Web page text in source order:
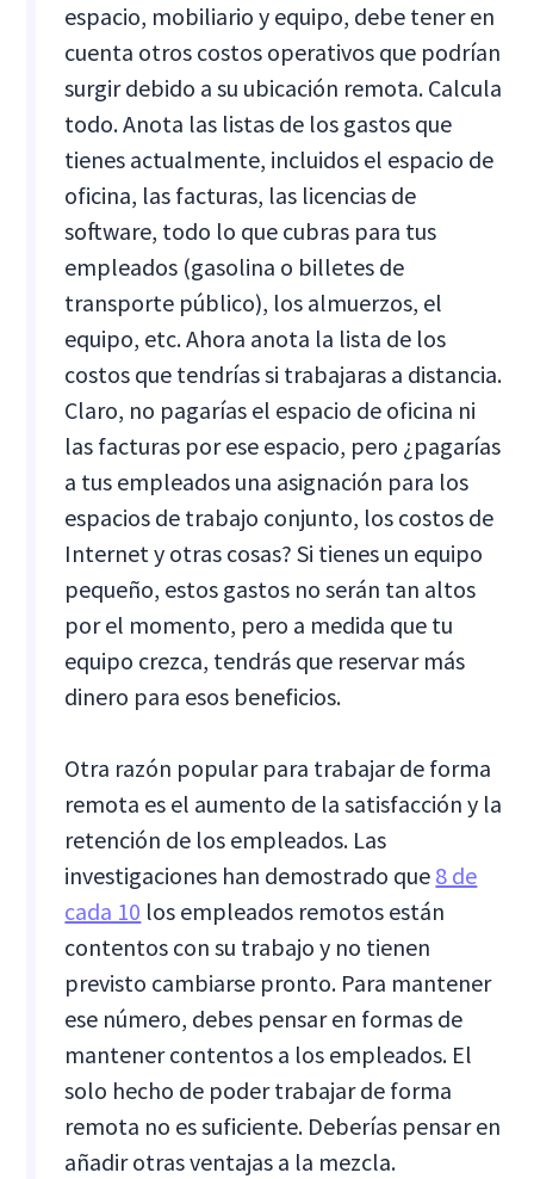
espacio, mobiliario y equipo, debe tener en
cuenta otros costos operativos que podrían
surgir debido a su ubicación remota. Calcula
todo. Anota las listas de los gastos que
tienes actualmente, incluidos el espacio de
oficina, las facturas, las licencias de
software, todo lo que cubras para tus
empleados (gasolina o billetes de
transporte público), los almuerzos, el
equipo, etc. Ahora anota la lista de los
costos que tendrías si trabajaras a distancia.
Claro, no pagarías el espacio de oficina ni
las facturas por ese espacio, pero ¿pagarías
a tus empleados una asignación para los
espacios de trabajo conjunto, los costos de
Internet y otras cosas? Si tienes un equipo
pequeño, estos gastos no serán tan altos
por el momento, pero a medida que tu
equipo crezca, tendrás que reservar más
dinero para esos beneficios.
Otra razón popular para trabajar de forma
remota es el aumento de la satisfacción y la
retención de los empleados. Las
investigaciones han demostrado que 8 de
cada 10 los empleados remotos están
contentos con su trabajo y no tienen
previsto cambiarse pronto. Para mantener
ese número, debes pensar en formas de
mantener contentos a los empleados. El
solo hecho de poder trabajar de forma
remota no es suficiente. Deberías pensar en
añadir otras ventajas a la mezcla.